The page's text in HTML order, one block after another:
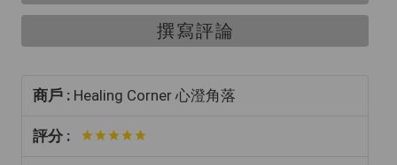
撰寫評論
商戶 : Healing Corner 心澄角落
評分 :